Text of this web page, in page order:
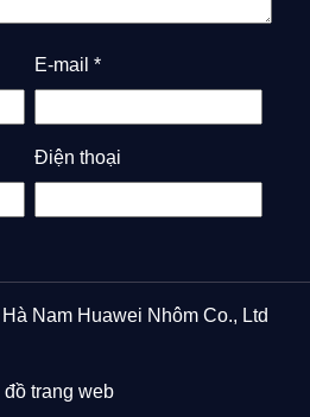
E-mail *
Điện thoại
Nam Huawei Nhôm Co., Ltd
đồ trang web